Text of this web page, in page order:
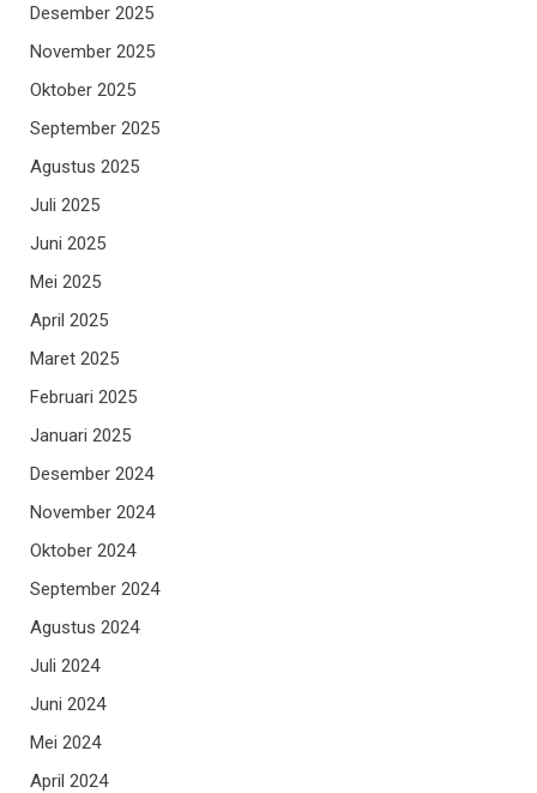
Desember 2025
November 2025
Oktober 2025
September 2025
Agustus 2025
Juli 2025
Juni 2025
Mei 2025
April 2025
Maret 2025
Februari 2025
Januari 2025
Desember 2024
November 2024
Oktober 2024
September 2024
Agustus 2024
Juli 2024
Juni 2024
Mei 2024
April 2024